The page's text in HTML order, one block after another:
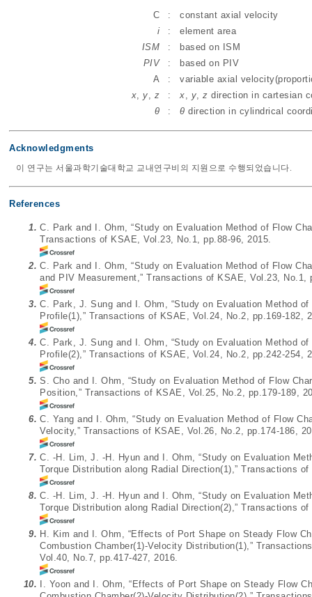
C :
constant axial velocity
i
:
element area
ISM
:
based on ISM
PIV
:
based on PIV
A
:
variable axial
x y z : x y z direction in cartesian
θ
: θ direction in cylindrical
Acknowledgments
이 연구는 서울과학기술대학교 교내연구비의 지원으로 수행되었습니다.
References
1. C. Park and I. Ohm, “Study on Evaluation Method of Flow
Transactions of KSAE, Vol.23, No.1, pp.88-96, 2015.
2. C. Park and I. Ohm, “Study on Evaluation Method of Flow
and PIV Measurement,” Transactions of KSAE, Vol.23, No.1,
3. C. Park, J. Sung and I. Ohm, “Study on Evaluation Method
Profile(1),” Transactions of KSAE, Vol.24, No.2, pp.169-182,
4. C. Park, J. Sung and I. Ohm, “Study on Evaluation Method
Profile(2),” Transactions of KSAE, Vol.24, No.2, pp.242-254,
5. S. Cho and I. Ohm, “Study on Evaluation Method of Flow
Position,” Transactions of KSAE, Vol.25, No.2, pp.179-189,
6. C. Yang and I. Ohm, “Study on Evaluation Method of Flow
Velocity,” Transactions of KSAE, Vol.26, No.2, pp.174-186,
7. C. -H. Lim, J. -H. Hyun and I. Ohm, “Study on Evaluation
Torque Distribution along Radial Direction(1),” Transactions
8. C. -H. Lim, J. -H. Hyun and I. Ohm, “Study on Evaluation
Torque Distribution along Radial Direction(2),” Transactions
9. H. Kim and I. Ohm, “Effects of Port Shape on Steady Flow
Combustion Chamber(1)-Velocity Distribution(1),”
Vol.40, No.7, pp.417-427, 2016.
10.
I. Yoon and I. Ohm, “Effects of Port Shape on Steady Flow